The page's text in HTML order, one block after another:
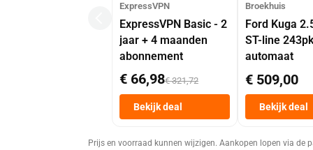
ExpressVPN
ExpressVPN Basic - 2
jaar + 4 maanden
abonnement
€ 66,98€ 321,72
Bekijk deal
Broekhuis
Ford Kuga
ST-line 243pk
automaat
€ 509,00
Bekijk deal
Prijs en voorraad kunnen wijzigen. Aankopen lopen via de